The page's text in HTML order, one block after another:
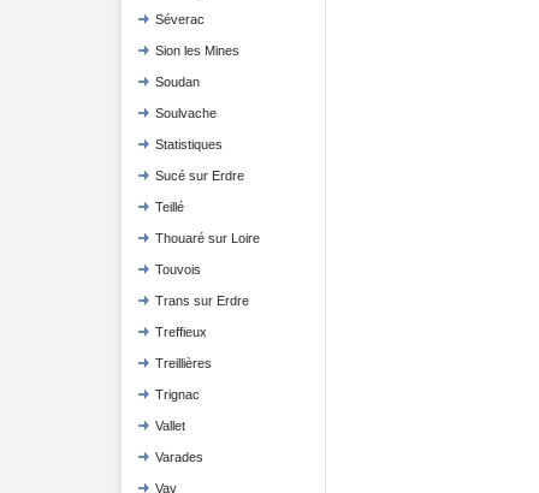
Séverac
Sion les Mines
Soudan
Soulvache
Statistiques
Sucé sur Erdre
Teillé
Thouaré sur Loire
Touvois
Trans sur Erdre
Treffieux
Treillières
Trignac
Vallet
Varades
Vay